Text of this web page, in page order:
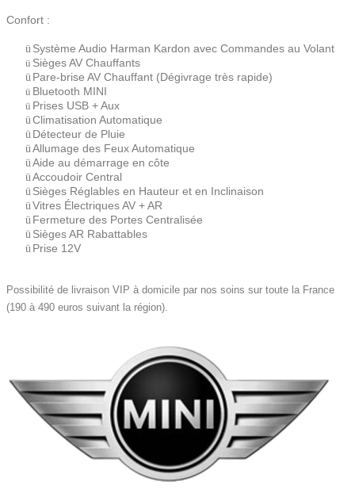
Confort :
ü Système Audio Harman Kardon avec Commandes au Volant
ü Sièges AV Chauffants
ü Pare-brise AV Chauffant (Dégivrage très rapide)
ü Bluetooth MINI
ü Prises USB + Aux
ü Climatisation Automatique
ü Détecteur de Pluie
ü Allumage des Feux Automatique
ü Aide au démarrage en côte
ü Accoudoir Central
ü Sièges Réglables en Hauteur et en Inclinaison
ü Vitres Électriques AV + AR
ü Fermeture des Portes Centralisée
ü Sièges AR Rabattables
ü Prise 12V
Possibilité de livraison VIP à domicile par nos soins sur toute la France
(190 à 490 euros suivant la région).